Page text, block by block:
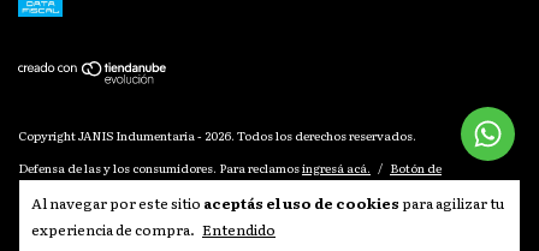
Al navegar por este sitio aceptás el uso de cookies para agilizar tu
experiencia de compra. Entendido
Copyright JANIS Indumentaria - 2026. Todos los derechos reservados.
Defensa de las y los consumidores. Para reclamosingresá acá. / Botón de